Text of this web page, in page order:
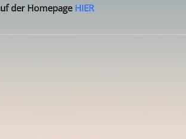
der Homepage HIER